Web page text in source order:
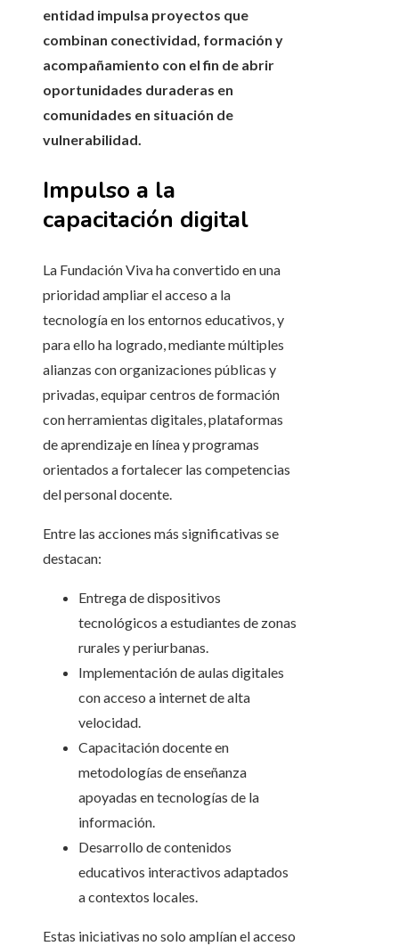
entidad impulsa proyectos que
combinan conectividad, formación y
acompañamiento con el fin de abrir
oportunidades duraderas en
comunidades en situación de
vulnerabilidad.
Impulso a la
capacitación digital
La Fundación Viva ha convertido en una
prioridad ampliar el acceso a la
tecnología en los entornos educativos, y
para ello ha logrado, mediante múltiples
alianzas con organizaciones públicas y
privadas, equipar centros de formación
con herramientas digitales, plataformas
de aprendizaje en línea y programas
orientados a fortalecer las competencias
del personal docente.
Entre las acciones más significativas se
destacan:
Entrega de dispositivos
tecnológicos a estudiantes de zonas
rurales y periurbanas.
Implementación de aulas digitales
con acceso a internet de alta
velocidad.
Capacitación docente en
metodologías de enseñanza
apoyadas en tecnologías de la
información.
Desarrollo de contenidos
educativos interactivos adaptados
a contextos locales.
Estas iniciativas no solo amplían el acceso